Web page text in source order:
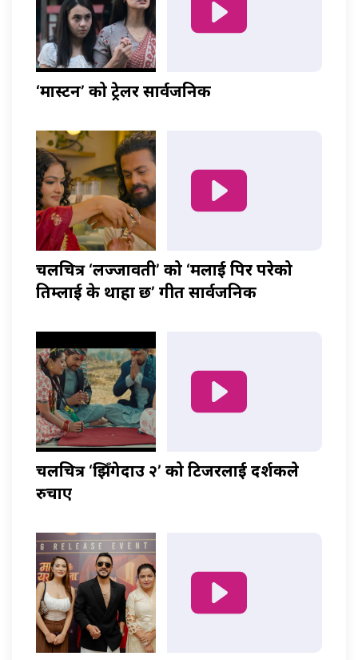
‘मास्टर्नी’ को ट्रेलर सार्वजनिक
चलचित्र ‘लज्जावती’ को ‘मलाई पिर परेको
तिम्लाई के थाहा छ’ गीत सार्वजनिक
चलचित्र ‘झिँगेदाउ २’ को टिजरलाई दर्शकले
रुचाए